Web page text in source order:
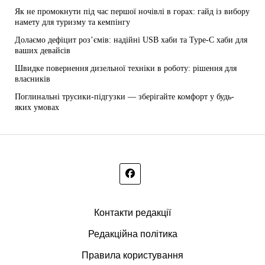
Як не промокнути під час першої ночівлі в горах: гайд із вибору
намету для туризму та кемпінгу
Долаємо дефіцит роз’ємів: надійні USB хаби та Type-C хаби для
ваших девайсів
Швидке повернення дизельної техніки в роботу: рішення для
власників
Поглинальні трусики-підгузки — зберігайте комфорт у будь-
яких умовах
Контакти редакції
Редакційна політика
Правила користування